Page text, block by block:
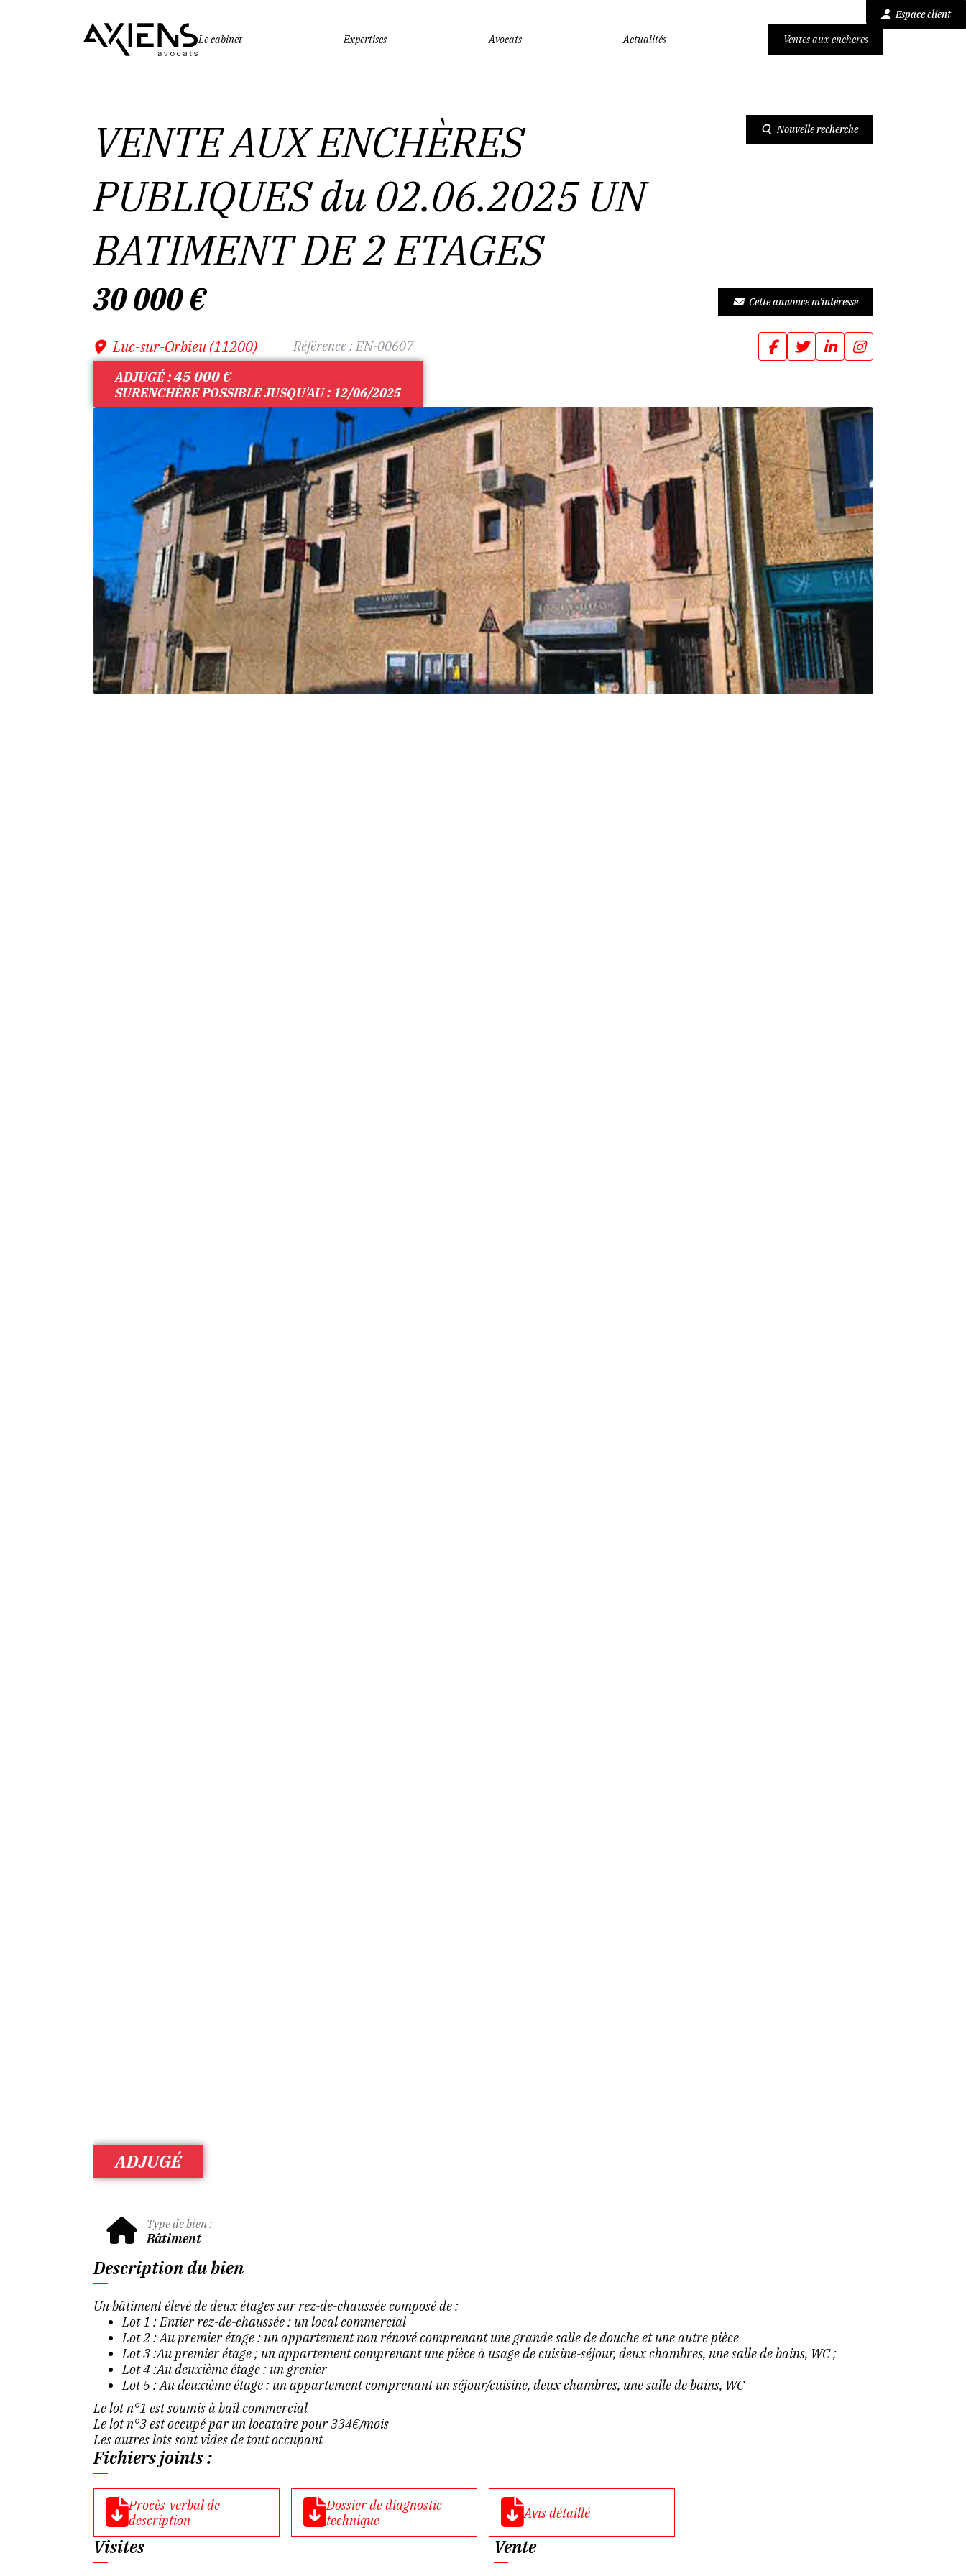
Espace client
Le cabinet
Expertises Avocats Actualités Ventes aux enchères
Nouvelle recherche
Cette annonce m'intéresse
VENTE AUX ENCHÈRES
PUBLIQUES du 02.06.2025 UN
BATIMENT DE 2 ETAGES
ADJUGÉ
30 000 €
Type de bien :
Bâtiment
Luc-sur-Orbieu (11200)
ADJUGÉ :45 000€
SURENCHÈRE POSSIBLE JUSQU'AU : 12/06/2025
Référence : EN-00607
Description du bien
Un bâtiment élevé de deux étages sur rez-de-chaussée composé de :
Lot 1 : Entier rez-de-chaussée : un local commercial
Lot 2 : Au premier étage : un appartement non rénové comprenant une grande salle de douche et une autre pièce
Lot 3 :Au premier étage ; un appartement comprenant une pièce à usage de cuisine-séjour, deux chambres, une salle de bains, WC ;
Lot 4 :Au deuxième étage : un grenier
Lot 5 : Au deuxième étage : un appartement comprenant un séjour/cuisine, deux chambres, une salle de bains, WC
Le lot n°1 est soumis à bail commercial
Le lot n°3 est occupé par un locataire pour 334€/mois
Les autres lots sont vides de tout occupant
Fichiers joints :
Procès-verbal de
description
Dossier de diagnostic
technique
Avis détaillé
Visites Vente